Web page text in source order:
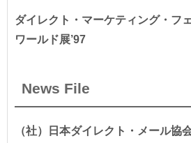
ダイレクト・マーケティング・フ
ワールド展’97
News File
（社）日本ダイレクト・メール協